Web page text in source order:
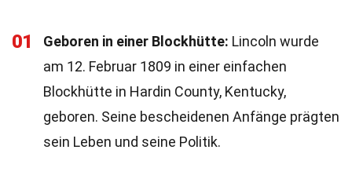
01 Geboren in einer Blockhütte: Lincoln wurde
am 12. Februar 1809 in einer einfachen
Blockhütte in Hardin County, Kentucky,
geboren. Seine bescheidenen Anfänge prägten
sein Leben und seine Politik.